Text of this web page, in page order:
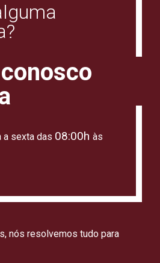
conosco
a sexta das 08:00h às
nós resolvemos tudo para